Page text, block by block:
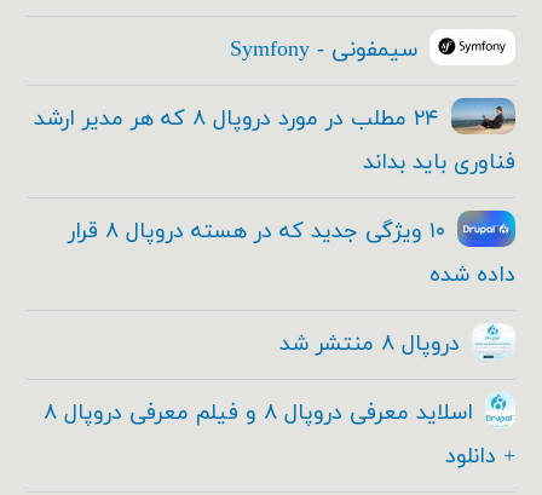
سیمفونی - Symfony
۲۴ مطلب در مورد دروپال ۸ که هر مدیر ارشد
فناوری باید بداند
۱۰ ویژگی جدید که در هسته دروپال ۸ قرار
داده شده
دروپال ۸ منتشر شد
اسلاید معرفی دروپال ۸ و فیلم معرفی دروپال ۸
+ دانلود